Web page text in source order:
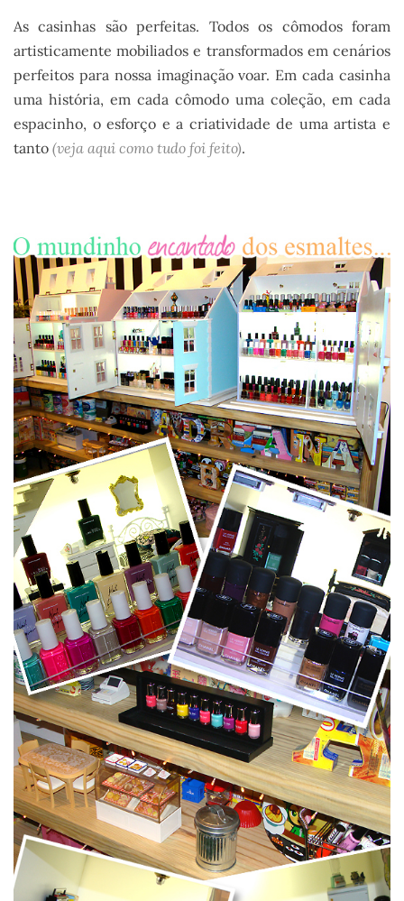
As casinhas são perfeitas. Todos os cômodos foram
artisticamente mobiliados e transformados em cenários
perfeitos para nossa imaginação voar. Em cada casinha
uma história, em cada cômodo uma coleção, em cada
espacinho, o esforço e a criatividade de uma artista e
tanto (veja aqui como tudo foi feito).